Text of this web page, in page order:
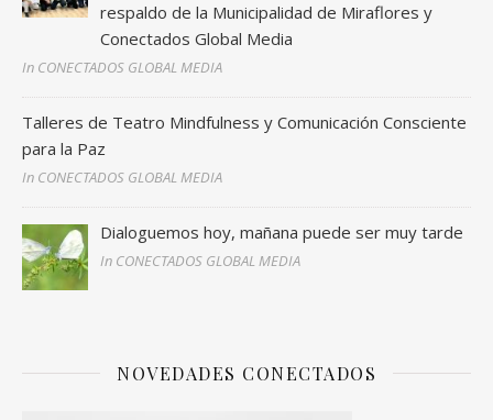
respaldo de la Municipalidad de Miraflores y
Conectados Global Media
In CONECTADOS GLOBAL MEDIA
Talleres de Teatro Mindfulness y Comunicación Consciente
para la Paz
In CONECTADOS GLOBAL MEDIA
Dialoguemos hoy, mañana puede ser muy tarde
In CONECTADOS GLOBAL MEDIA
NOVEDADES CONECTADOS